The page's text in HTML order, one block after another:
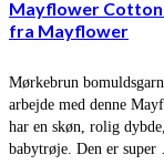
Mayflower Cotton
fra Mayflower
Mørkebrun
arbejde med denne
har en skøn, rolig
babytrøje. Den er super